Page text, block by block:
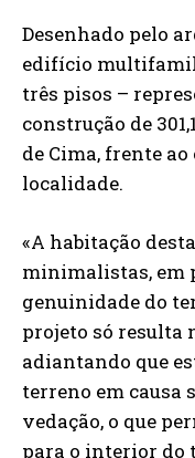
Desenhado pelo
edifício
três pisos –
construção de
de Cima, frente
localidade.
«A habitação
minimalistas, em
genuinidade do
projeto só resulta
adiantando que
terreno em causa
vedação, o que
para o interior do